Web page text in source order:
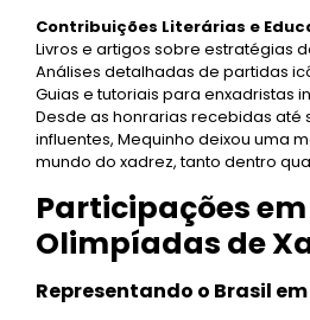
Contribuições Literárias e
Livros e artigos sobre estratégias
Análises detalhadas de partidas
Guias e tutoriais para enxadristas
Desde as honrarias recebidas até
influentes, Mequinho deixou uma
mundo do xadrez, tanto dentro
Participações em
Olimpíadas de
Representando o Brasil